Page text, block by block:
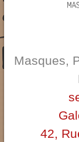
Masques,
42,